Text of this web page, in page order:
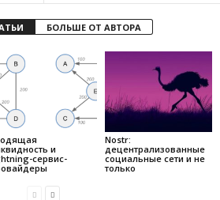
БОЛЬШЕ ОТ АВТОРА
и
сервис-
Nostr:
децентрализованные
социальные сети и не
только